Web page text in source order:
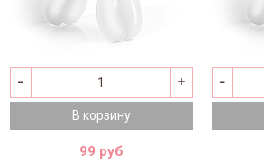
В корзину
99 руб